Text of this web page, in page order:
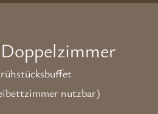
nutzbar)